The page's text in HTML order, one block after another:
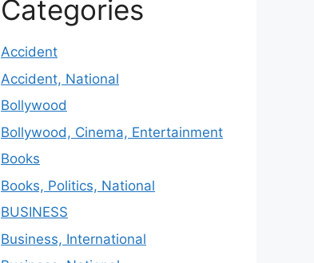
Categories
Accident
Accident, National
Bollywood
Bollywood, Cinema, Entertainment
Books
Books, Politics, National
BUSINESS
Business, International